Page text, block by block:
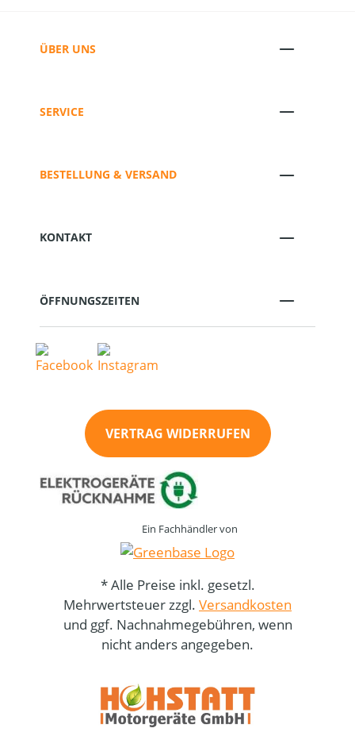
ÜBER UNS
SERVICE
BESTELLUNG & VERSAND
KONTAKT
ÖFFNUNGSZEITEN
VERTRAG WIDERRUFEN
Ein Fachhändler von
* Alle Preise inkl. gesetzl.
Mehrwertsteuer zzgl. Versandkosten
und ggf. Nachnahmegebühren, wenn
nicht anders angegeben.